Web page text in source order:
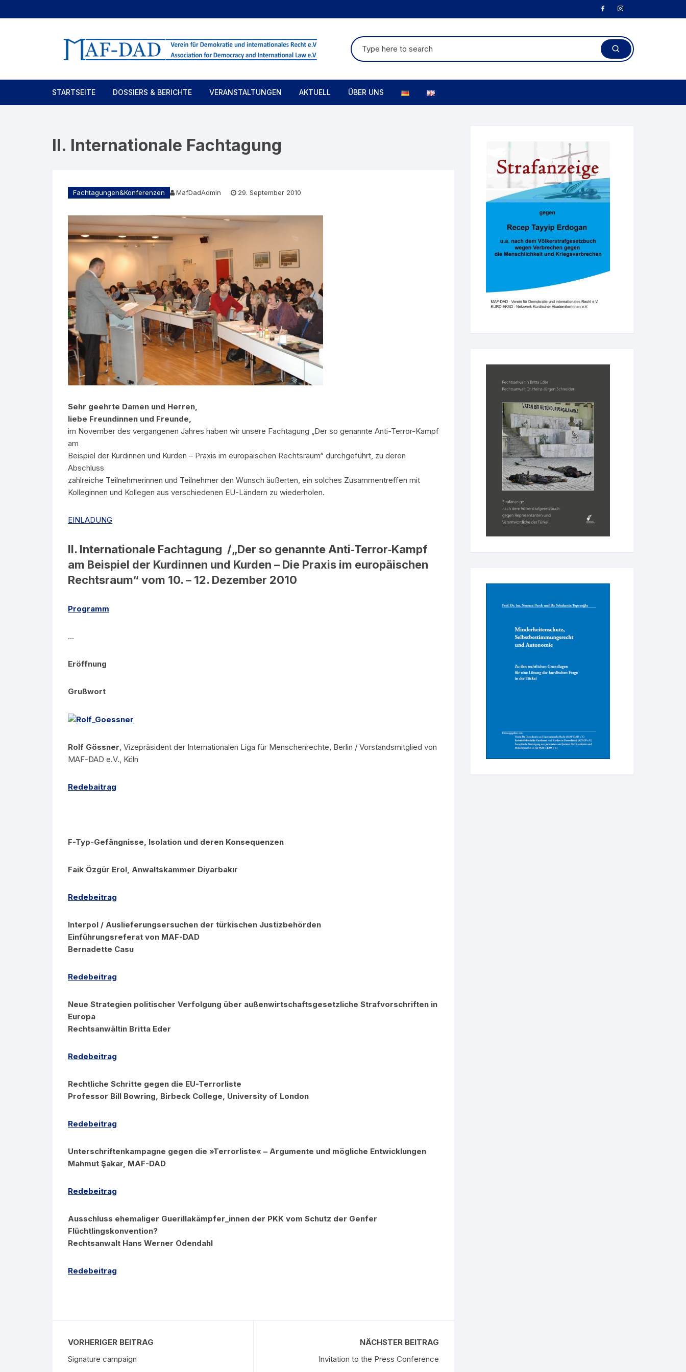
Inhalt
Suche
nach:
STARTSEITE DOSSIERS & BERICHTE VERANSTALTUNGEN AKTUELL ÜBER UNS
II. Internationale Fachtagung
Fachtagungen&Konferenzen MafDadAdmin 29. September 2010
Sehr geehrte Damen und Herren,
liebe Freundinnen und Freunde,
im November des vergangenen Jahres haben wir unsere Fachtagung „Der so genannte Anti-Terror-Kampf
am
Beispiel der Kurdinnen und Kurden – Praxis im europäischen Rechtsraum“ durchgeführt, zu deren
Abschluss
zahlreiche Teilnehmerinnen und Teilnehmer den Wunsch äußerten, ein solches Zusammentreffen mit
Kolleginnen und Kollegen aus verschiedenen EU-Ländern zu wiederholen.
EINLADUNG
II. Internationale Fachtagung /„Der so genannte Anti‐Terror‐Kampf
am Beispiel der Kurdinnen und Kurden – Die Praxis im europäischen
Rechtsraum“ vom 10. – 12. Dezember 2010
Programm
…
Eröffnung
Grußwort
Rolf Gössner, Vizepräsident der Internationalen Liga für Menschenrechte, Berlin / Vorstandsmitglied von
MAF-DAD e.V., Köln
Redebaitrag
F-Typ-Gefängnisse, Isolation und deren Konsequenzen
Faik Özgür Erol, Anwaltskammer Diyarbakır
Redebeitrag
Interpol / Auslieferungsersuchen der türkischen Justizbehörden
Einführungsreferat von MAF-DAD
Bernadette Casu
Redebeitrag
Neue Strategien politischer Verfolgung über außenwirtschaftsgesetzliche Strafvorschriften in
Europa
Rechtsanwältin Britta Eder
Redebeitrag
Rechtliche Schritte gegen die EU-Terrorliste
Professor Bill Bowring, Birbeck College, University of London
Redebeitrag
Unterschriftenkampagne gegen die »Terrorliste« – Argumente und mögliche Entwicklungen
Mahmut Şakar, MAF-DAD
Redebeitrag
Ausschluss ehemaliger Guerillakämpfer_innen der PKK vom Schutz der Genfer
Flüchtlingskonvention?
Rechtsanwalt Hans Werner Odendahl
Redebeitrag
VORHERIGER BEITRAG
Signature campaign
NÄCHSTER BEITRAG
Invitation to the Press Conference